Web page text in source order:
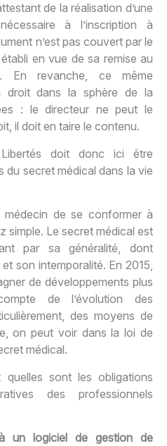
de la réalisation d’une
à l’inscription à
n’est pas couvert par le
en vue de sa remise au
En revanche, ce même
droit dans la sphère de la
: le directeur ne peut le
il doit en taire le contenu.
doit donc ici être
du secret médical dans la vie
de se conformer à
simple. Le secret médical est
par sa généralité, dont
son intemporalité. En 2015,
de développements plus
de l’évolution des
des moyens de
on peut voir dans la loi de
médical.
sont les obligations
des professionnels
un logiciel de gestion de